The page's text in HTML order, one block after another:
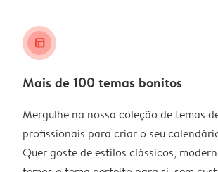
layout_alt
Mais de 100 temas bonitos
Mergulhe na nossa coleção de temas
profissionais para criar o seu
Quer goste de estilos clássicos,